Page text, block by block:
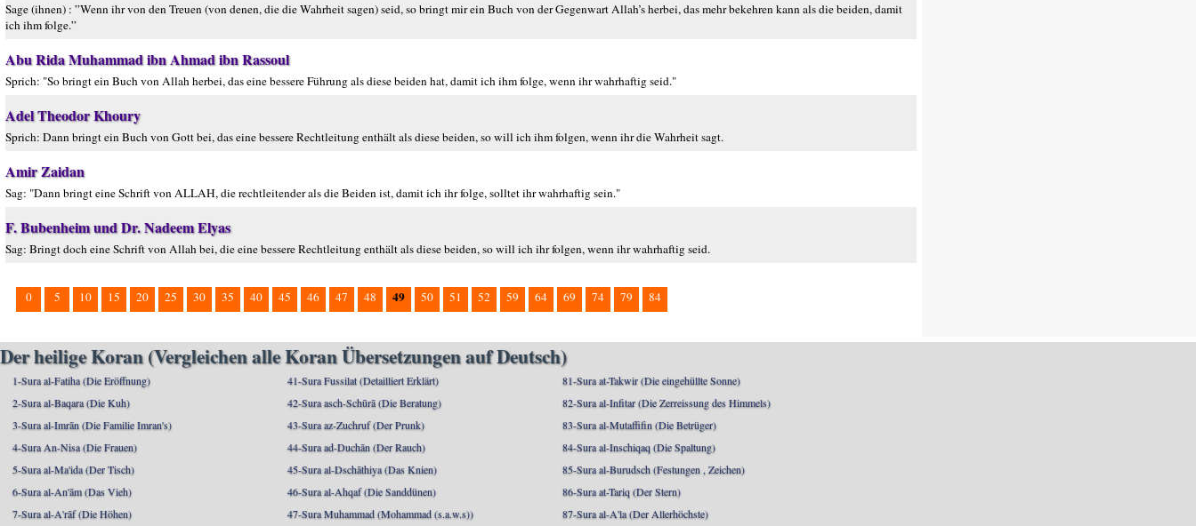
Sage (ihnen) : ”Wenn ihr von den Treuen (von denen, die die Wahrheit sagen) seid, so bringt mir ein Buch von der Gegenwart Allah’s herbei, das mehr bekehren kann als die beiden, damit
ich ihm folge.”
Abu Rida Muhammad ibn Ahmad ibn Rassoul
Sprich: "So bringt ein Buch von Allah herbei, das eine bessere Führung als diese beiden hat, damit ich ihm folge, wenn ihr wahrhaftig seid."
Adel Theodor Khoury
Sprich: Dann bringt ein Buch von Gott bei, das eine bessere Rechtleitung enthält als diese beiden, so will ich ihm folgen, wenn ihr die Wahrheit sagt.
Amir Zaidan
Sag: "Dann bringt eine Schrift von ALLAH, die rechtleitender als die Beiden ist, damit ich ihr folge, solltet ihr wahrhaftig sein."
F. Bubenheim und Dr. Nadeem Elyas
Sag: Bringt doch eine Schrift von Allah bei, die eine bessere Rechtleitung enthält als diese beiden, so will ich ihr folgen, wenn ihr wahrhaftig seid.
0 5 10 15 20 25 30 35 40 45 46 47 48 49 50 51 52 59 64 69 74 79 84
Der heilige Koran (Vergleichen alle Koran Übersetzungen auf Deutsch)
1-Sura al-Fatiha (Die Eröffnung)
2-Sura al-Baqara (Die Kuh)
3-Sura al-Imrān (Die Familie Imran's)
4-Sura An-Nisa (Die Frauen)
5-Sura al-Ma'ida (Der Tisch)
6-Sura al-An'ām (Das Vieh)
7-Sura al-A'rāf (Die Höhen)
41-Sura Fussilat (Detailliert Erklärt)
42-Sura asch-Schūrā (Die Beratung)
43-Sura az-Zuchruf (Der Prunk)
44-Sura ad-Duchān (Der Rauch)
45-Sura al-Dschāthiya (Das Knien)
46-Sura al-Ahqaf (Die Sanddünen)
47-Sura Muhammad (Mohammad (s.a.w.s))
81-Sura at-Takwir (Die eingehüllte Sonne)
82-Sura al-Infitar (Die Zerreissung des Himmels)
83-Sura al-Mutaffifin (Die Betrüger)
84-Sura al-Inschiqaq (Die Spaltung)
85-Sura al-Burudsch (Festungen , Zeichen)
86-Sura at-Tariq (Der Stern)
87-Sura al-A'la (Der Allerhöchste)